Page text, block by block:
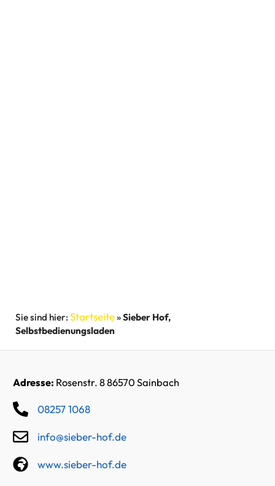
Startseite»Sieber Hof,
Selbstbedienungsladen
Adresse: Rosenstr. 8 86570 Sainbach
08257 1068
info@sieber-hof.de
www.sieber-hof.de